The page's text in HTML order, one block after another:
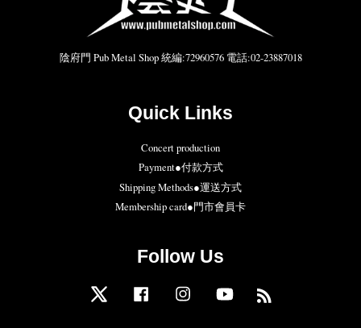
陰府門 Pub Metal Shop 統編:72960576 電話:02-23887018
Quick Links
Concert production
Payment●付款方式
Shipping Methods●運送方式
Membership card●門市會員卡
Follow Us
Twitter Facebook Instagram YouTube